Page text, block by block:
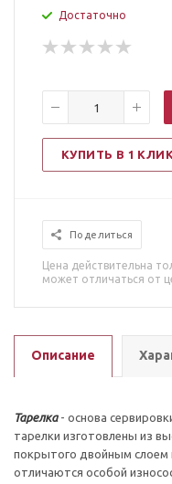
Достаточно
КУПИТЬ В 1
Поделиться
Цена действительна
может отличаться от
Описание
Тарелка - основа
тарелки изготовлены из
покрытого двойным слоем
отличаются особой